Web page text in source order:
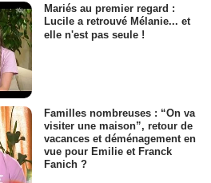
Mariés au premier regard :
Lucile a retrouvé Mélanie... et
elle n'est pas seule !
Familles nombreuses : “On va
visiter une maison”, retour de
vacances et déménagement en
vue pour Emilie et Franck
Fanich ?